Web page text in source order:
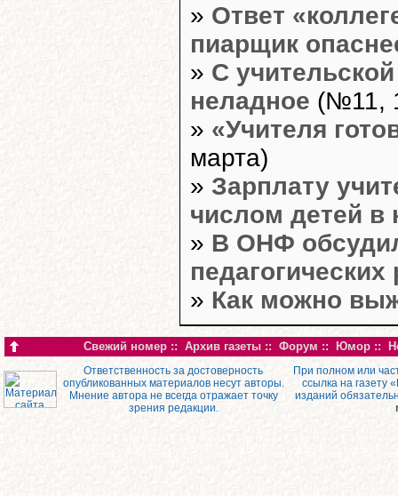
» Ответ
пиарщик
» С
неладное (№11,
» «Учителя
марта)
» Зарплату
числом детей в
» В ОНФ
педагогических
» Как можно
Свежий номер :: Архив газеты :: Форум :: Юмор ::
Ответственность за достоверность
опубликованных материалов несут авторы.
Мнение автора не всегда отражает точку
зрения редакции.
При полном или
ссылка на газету
изданий